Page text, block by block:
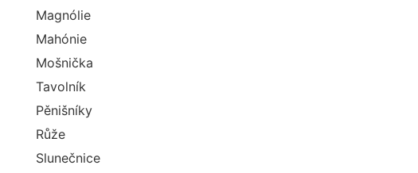
Magnólie
Mahónie
Mošnička
Tavolník
Pěnišníky
Růže
Slunečnice